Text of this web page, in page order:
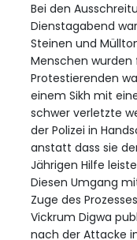
Bei den
Dienstagabend
Steinen und
Menschen
Protestierenden
einem Sikh mit
schwer verletzte
der Polizei in
anstatt dass sie
Jährigen Hilfe
Diesen Umgang
Zuge des
Vickrum Digwa
nach der Attacke